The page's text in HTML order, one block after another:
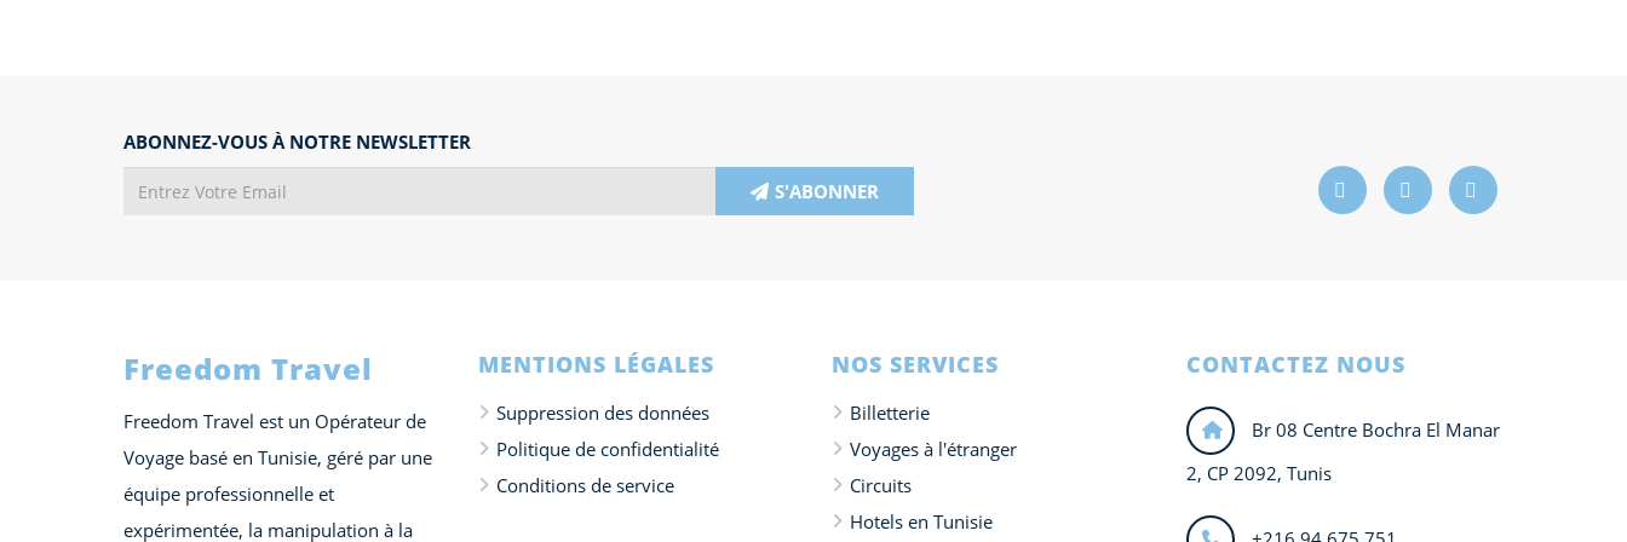
ABONNEZ-VOUS À NOTRE NEWSLETTER
S'ABONNER
Freedom Travel
Freedom Travel est un Opérateur de
Voyage basé en Tunisie, géré par une
équipe professionnelle et
expérimentée, la manipulation à la
MENTIONS LÉGALES
Suppression des données
Politique de confidentialité
Conditions de service
NOS SERVICES
Billetterie
Voyages à l'étranger
Circuits
Hotels en Tunisie
CONTACTEZ NOUS
Br 08 Centre Bochra El Manar
2, CP 2092, Tunis